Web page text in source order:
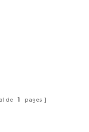
de 1 pages